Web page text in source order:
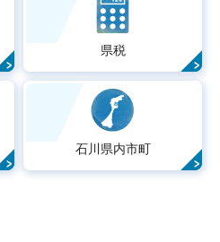
県税
石川県内市町